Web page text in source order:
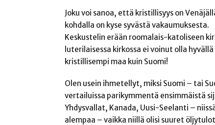
Joku voi sanoa, että kristillisyys on
kohdalla on kyse syvästä vakaumuksesta.
Keskustelin erään roomalais-katoliseen
luterilaisessa kirkossa ei voinut olla
kristillisempi maa kuin Suomi!
Olen usein ihmetellyt, miksi Suomi – tai
vertailuissa parikymmentä ensimmäistä
Yhdysvallat, Kanada, Uusi-Seelanti –
alempaa – vaikka niillä olisi suuret